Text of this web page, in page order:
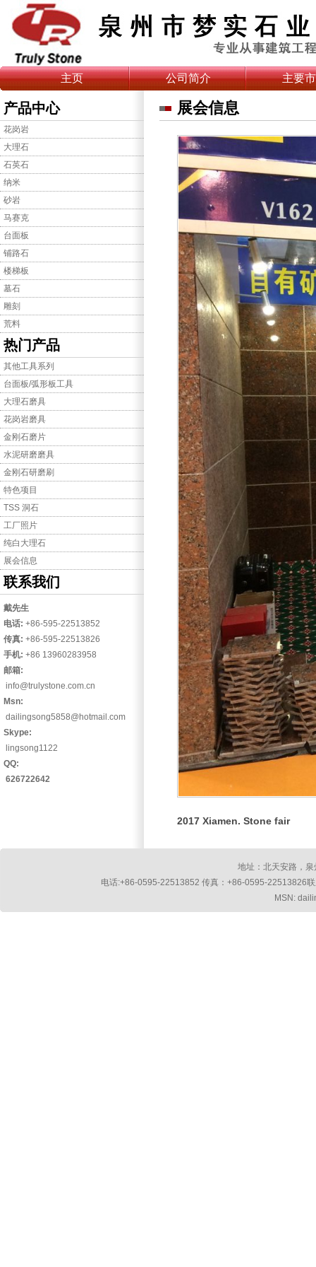
主页 公司简介 主要
产品中心
花岗岩
大理石
石英石
纳米
砂岩
马赛克
台面板
铺路石
楼梯板
墓石
雕刻
荒料
热门产品
其他工具系列
台面板/弧形板工具
大理石磨具
花岗岩磨具
金刚石磨片
水泥研磨磨具
金刚石研磨刷
特色项目
TSS 洞石
工厂照片
纯白大理石
展会信息
联系我们
戴先生
电话: +86-595-22513852
传真: +86-595-22513826
手机: +86 13960283958
邮箱:
info@trulystone.com.cn
Msn:
dailingsong5858@hotmail.com
Skype:
lingsong1122
QQ:
626722642
展会信息
2017 Xiamen. Stone fair
地址：北天安路，
电话:+86-0595-22513852 传真：+86-0595-22513826
MSN: